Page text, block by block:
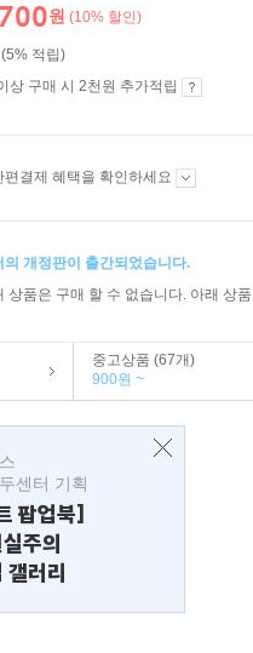
원 (10% 할인)
적립)
상 구매 시 2천원 추가적립
편결제 혜택을 확인하세요
의 개정판이 출간되었습니다.
상품은 구매 할 수 없습니다. 아래 상
중고상품 (67개)
900원 ~
센터 기획
팝업북]
주의
갤러리